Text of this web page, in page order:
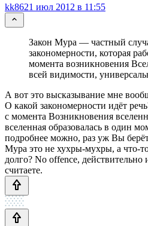
kk8621 июл 2012 в 11:55
Закон Мура — частный
закономерности, которая
момента возникновения
всей видимости,
А вот это высказывание мне
О какой закономерности идёт
с момента Возникновения
вселенная образовалась в один
подробнее можно, раз уж Вы
Мура это не хухры-мухры, а что-
долго? No offence,
считаете.